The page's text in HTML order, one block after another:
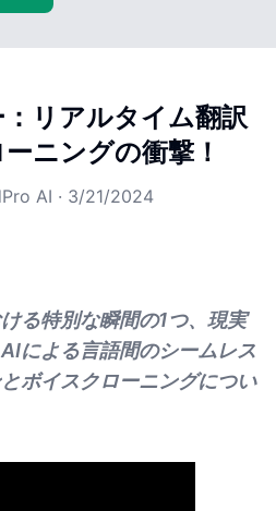
リアルタイム翻訳
ニングの衝撃！
AI · 3/21/2024
る特別な瞬間の1つ、現実
による言語間のシームレス
ボイスクローニングについ